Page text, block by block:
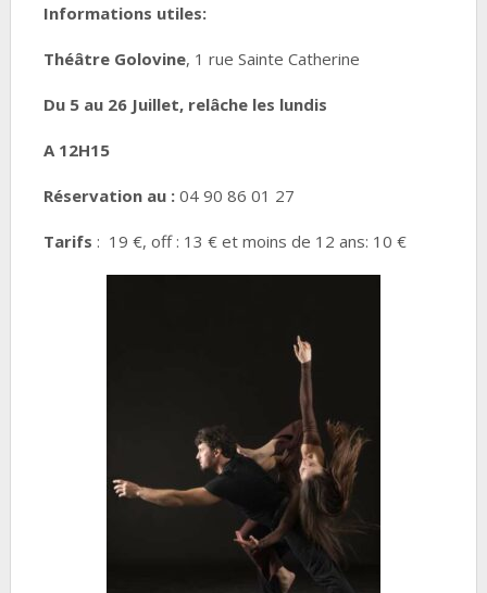
Informations utiles:
Théâtre Golovine, 1 rue Sainte Catherine
Du 5 au 26 Juillet, relâche les lundis
A 12H15
Réservation au : 04 90 86 01 27
Tarifs : 19 €, off : 13 € et moins de 12 ans: 10 €